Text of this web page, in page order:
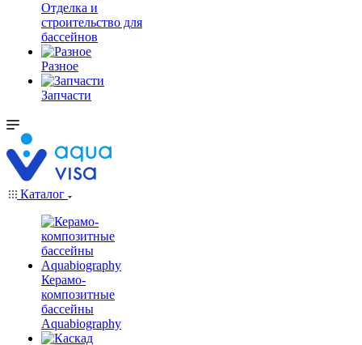
Отделка и
строительство для
бассейнов
Разное
Запчасти
Каталог
Керамо-
композитные
бассейны
Aquabiography